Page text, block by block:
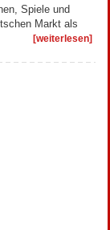
Spiele und
Markt als
[weiterlesen]